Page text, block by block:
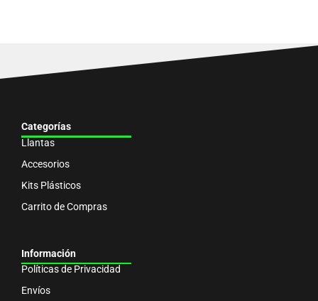
Categorías
Llantas
Accesorios
Kits Plásticos
Carrito de Compras
Información
Políticas de Privacidad
Envíos